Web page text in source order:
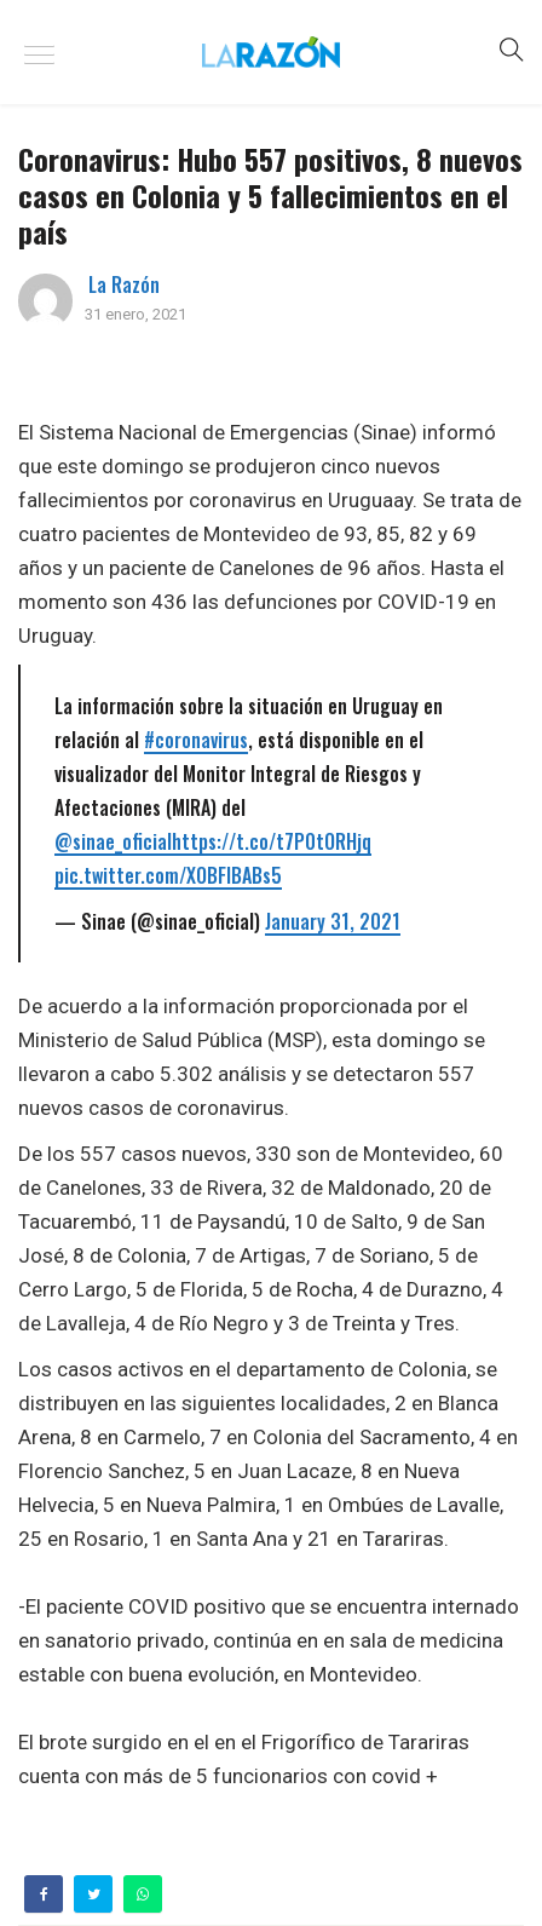
Coronavirus: Hubo 557 positivos, 8 nuevos
casos en Colonia y 5 fallecimientos en el
país
La Razón
31 enero, 2021
El Sistema Nacional de Emergencias (Sinae) informó
que este domingo se produjeron cinco nuevos
fallecimientos por coronavirus en Uruguaay. Se trata de
cuatro pacientes de Montevideo de 93, 85, 82 y 69
años y un paciente de Canelones de 96 años. Hasta el
momento son 436 las defunciones por COVID-19 en
Uruguay.
La información sobre la situación en Uruguay en
relación al #coronavirus, está disponible en el
visualizador del Monitor Integral de Riesgos y
Afectaciones (MIRA) del
@sinae_oficialhttps://t.co/t7P0tORHjq
pic.twitter.com/XOBFlBABs5
— Sinae (@sinae_oficial)January 31, 2021
De acuerdo a la información proporcionada por el
Ministerio de Salud Pública (MSP), esta domingo se
llevaron a cabo 5.302 análisis y se detectaron 557
nuevos casos de coronavirus.
De los 557 casos nuevos, 330 son de Montevideo, 60
de Canelones, 33 de Rivera, 32 de Maldonado, 20 de
Tacuarembó, 11 de Paysandú, 10 de Salto, 9 de San
José, 8 de Colonia, 7 de Artigas, 7 de Soriano, 5 de
Cerro Largo, 5 de Florida, 5 de Rocha, 4 de Durazno, 4
de Lavalleja, 4 de Río Negro y 3 de Treinta y Tres.
Los casos activos en el departamento de Colonia, se
distribuyen en las siguientes localidades, 2 en Blanca
Arena, 8 en Carmelo, 7 en Colonia del Sacramento, 4 en
Florencio Sanchez, 5 en Juan Lacaze, 8 en Nueva
Helvecia, 5 en Nueva Palmira, 1 en Ombúes de Lavalle,
25 en Rosario, 1 en Santa Ana y 21 en Tarariras.
-El paciente COVID positivo que se encuentra internado
en sanatorio privado, continúa en en sala de medicina
estable con buena evolución, en Montevideo.
El brote surgido en el en el Frigorífico de Tarariras
cuenta con más de 5 funcionarios con covid +